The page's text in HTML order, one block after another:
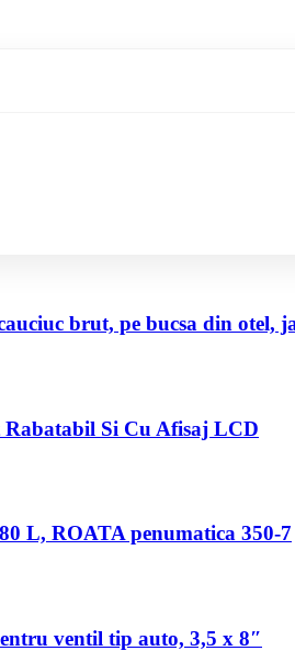
brut, pe bucsa din otel,
Si Cu Afisaj LCD
L, ROATA penumatica 350-7
ventil tip auto, 3,5 x 8″